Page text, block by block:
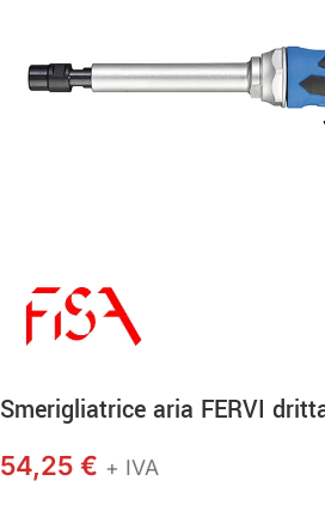
Smerigliatrice aria FERVI
54,25 € + IVA